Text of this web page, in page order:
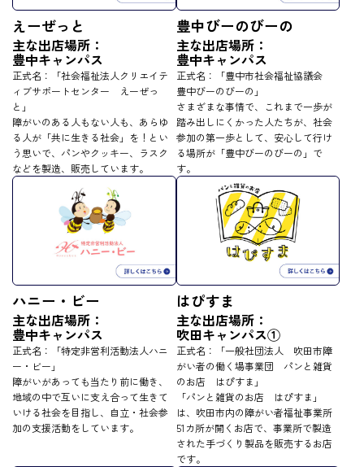
えーぜっと
主な出店場所：
豊中キャンパス
正式名：「社会福祉法人クリエイテ
ィブサポートセンター えーぜっ
と」
障がいのある人もない人も、あらゆ
る人が「共に生きる社会」を！とい
う思いで、パンやクッキー、ラスク
などを製造、販売しています。
豊中びーのびーの
主な出店場所：
豊中キャンパス
正式名：「豊中市社会福祉協議会
豊中びーのびーの」
さまざまな事情で、これまで一歩が
踏み出しにくかった人たちが、社会
参加の第一歩として、安心して行け
る場所が「豊中びーのびーの」で
す。
ハニー・ビー
主な出店場所：
豊中キャンパス
正式名：「特定非営利活動法人ハニ
ー・ビー」
障がいがあっても当たり前に働き、
地域の中で互いに支え合って生きて
いける社会を目指し、自立・社会参
加の支援活動をしています。
はぴすま
主な出店場所：
吹田キャンパス①
正式名：「一般社団法人 吹田市障
がい者の働く場事業団 パンと雑貨
のお店 はぴすま」
「パンと雑貨のお店 はぴすま」
は、吹田市内の障がい者福祉事業所
51カ所が開くお店で、事業所で製造
された手づくり製品を販売するお店
です。